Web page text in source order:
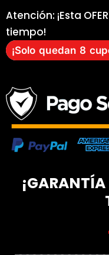
Atención: ¡Esta
tiempo!